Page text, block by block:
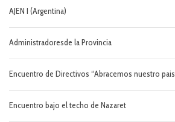
AJEN I (Argentina)
Administradoresde la Provincia
Encuentro de Directivos “Abracemos nuestro
Encuentro bajo el techo de Nazaret